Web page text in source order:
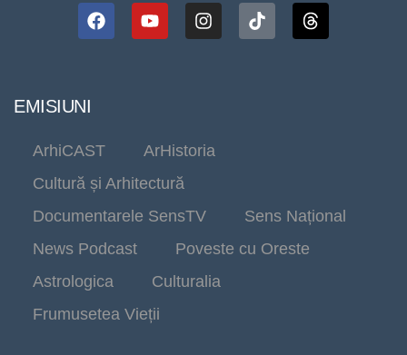
EMISIUNI
ArhiCAST
ArHistoria
Cultură și Arhitectură
Documentarele SensTV
Sens Național
News Podcast
Poveste cu Oreste
Astrologica
Culturalia
Frumusetea Vieții